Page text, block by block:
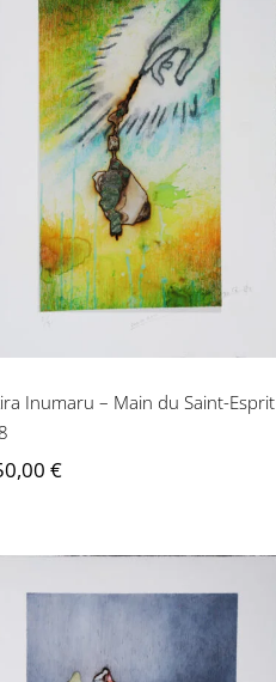
Akira Inumaru – Main
du Saint-Esprit 2/8
Inumaru – Main du Saint-Esprit
€